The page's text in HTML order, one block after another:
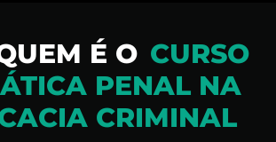
É O CURSO
PENAL NA
CRIMINAL